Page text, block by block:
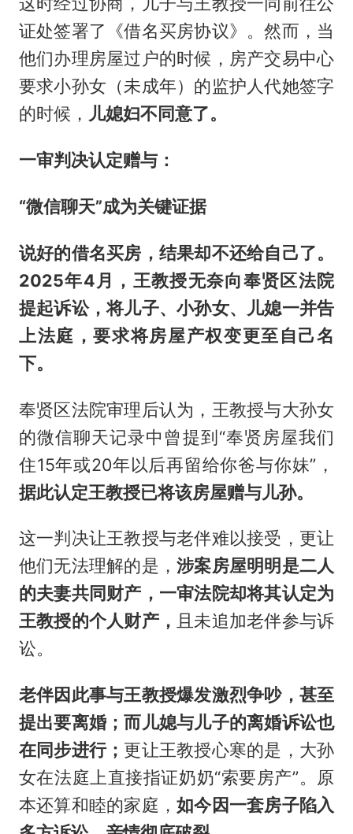
证处签署了《借名买房协议》。然而，当
他们办理房屋过户的时候，房产交易中心
要求小孙女（未成年）的监护人代她签字
的时候， 儿媳妇不同意了。
一审判决认定赠与：
“微信聊天”成为关键证据
说好的借名买房，结果却不还给自己了。
2025年4月，王教授无奈向奉贤区法院
提起诉讼，将儿子、小孙女、儿媳一并告
上法庭，要求将房屋产权变更至自己名
下。
奉贤区法院审理后认为，王教授与大孙女
的微信聊天记录中曾提到“奉贤房屋我们
住15年或20年以后再留给你爸与你妹”，
据此认定王教授已将该房屋赠与儿孙。
这一判决让王教授与老伴难以接受，更让
他们无法理解的是，涉案房屋明明是二人
的夫妻共同财产，一审法院却将其认定为
王教授的个人财产， 且未追加老伴参与诉
讼。
老伴因此事与王教授爆发激烈争吵，甚至
提出要离婚；而儿媳与儿子的离婚诉讼也
在同步进行； 更让王教授心寒的是，大孙
女在法庭上直接指证奶奶“索要房产”。原
本还算和睦的家庭，如今因一套房子陷入